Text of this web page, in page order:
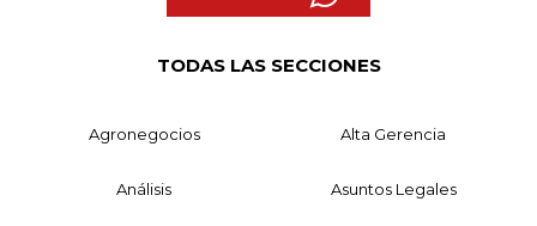
TODAS LAS SECCIONES
Agronegocios Alta Gerencia
Análisis Asuntos Legales